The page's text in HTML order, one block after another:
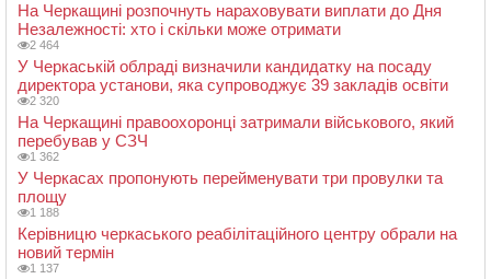
На Черкащині розпочнуть нараховувати виплати до Дня
Незалежності: хто і скільки може отримати
2 464
У Черкаській облраді визначили кандидатку на посаду
директора установи, яка супроводжує 39 закладів освіти
2 320
На Черкащині правоохоронці затримали військового, який
перебував у СЗЧ
1 362
У Черкасах пропонують перейменувати три провулки та
площу
1 188
Керівницю черкаського реабілітаційного центру обрали на
новий термін
1 137